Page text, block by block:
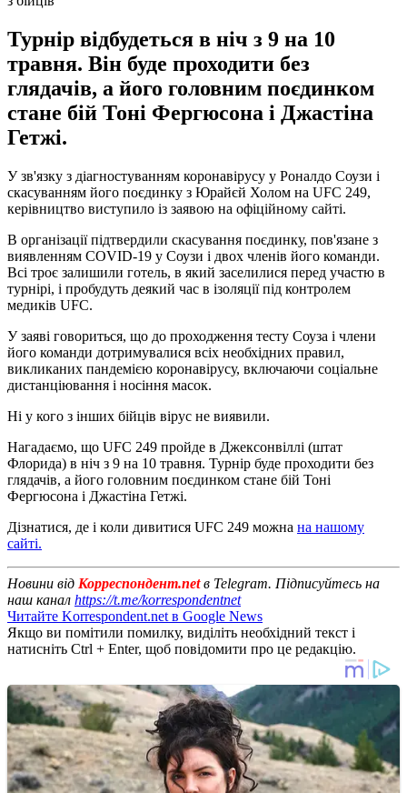
Турнір відбудеться в ніч з 9 на 10
травня. Він буде проходити без
глядачів, а його головним поєдинком
стане бій Тоні Фергюсона і Джастіна
Гетжі.
У зв'язку з діагностуванням коронавірусу у Роналдо Соузи і
скасуванням його поєдинку з Юрайєй Холом на UFC 249,
керівництво виступило із заявою на офіційному сайті.
В організації підтвердили скасування поєдинку, пов'язане з
виявленням COVID-19 у Соузи і двох членів його команди.
Всі троє залишили готель, в який заселилися перед участю в
турнірі, і пробудуть деякий час в ізоляції під контролем
медиків UFC.
У заяві говориться, що до проходження тесту Соуза і члени
його команди дотримувалися всіх необхідних правил,
викликаних пандемією коронавірусу, включаючи соціальне
дистанціювання і носіння масок.
Ні у кого з інших бійців вірус не виявили.
Нагадаємо, що UFC 249 пройде в Джексонвіллі (штат
Флорида) в ніч з 9 на 10 травня. Турнір буде проходити без
глядачів, а його головним поєдинком стане бій Тоні
Фергюсона і Джастіна Гетжі.
Дізнатися, де і коли дивитися UFC 249 можна на нашому
сайті.
Новини від Корреспондент.netв Telegram. Підписуйтесь на
наш канал https://t.me/korrespondentnet
Читайте Korrespondent.net в Google News
Якщо ви помітили помилку, виділіть необхідний текст і
натисніть Ctrl + Enter, щоб повідомити про це редакцію.